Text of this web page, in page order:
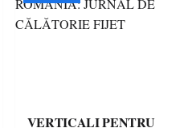
VERTICALI PENTRU